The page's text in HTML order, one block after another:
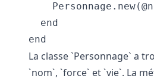
  end
La classe `Personnage` a
`nom`, `force` et `vie`. La